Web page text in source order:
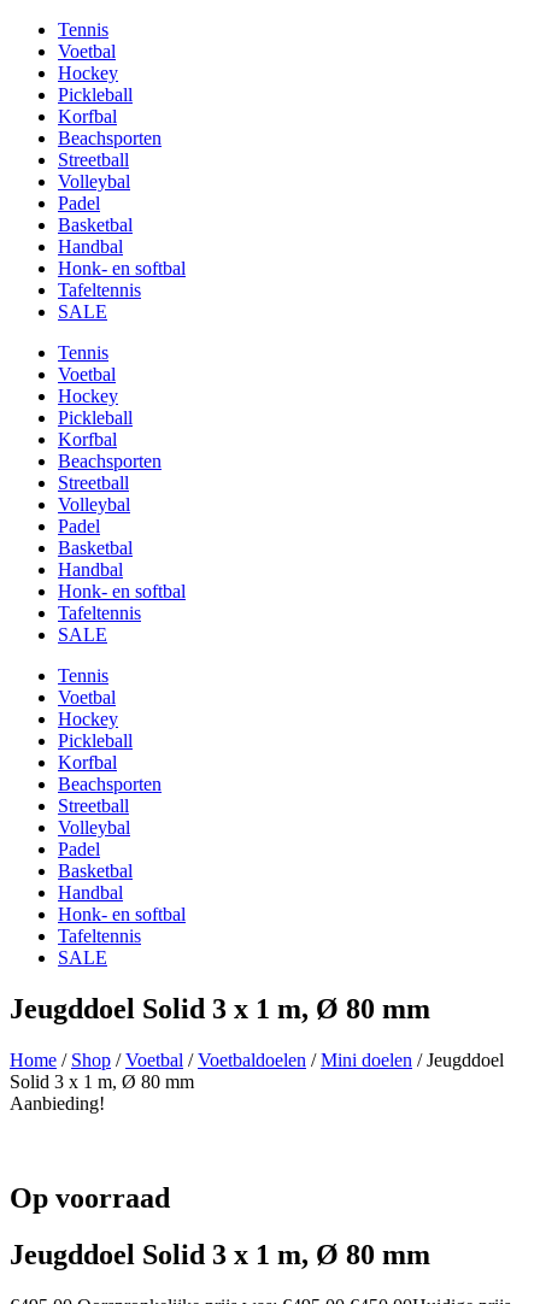
Tennis
Voetbal
Hockey
Pickleball
Korfbal
Beachsporten
Streetball
Volleybal
Padel
Basketbal
Handbal
Honk- en softbal
Tafeltennis
SALE
Tennis
Voetbal
Hockey
Pickleball
Korfbal
Beachsporten
Streetball
Volleybal
Padel
Basketbal
Handbal
Honk- en softbal
Tafeltennis
SALE
Tennis
Voetbal
Hockey
Pickleball
Korfbal
Beachsporten
Streetball
Volleybal
Padel
Basketbal
Handbal
Honk- en softbal
Tafeltennis
SALE
Jeugddoel Solid 3 x 1 m, Ø 80 mm
Home / Shop /Voetbal /Voetbaldoelen /Mini doelen / Jeugddoel
Solid 3 x 1 m, Ø 80 mm
Aanbieding!
Op voorraad
Jeugddoel Solid 3 x 1 m, Ø 80 mm